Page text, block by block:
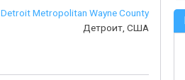
Detroit Metropolitan Wayne County
Детроит, США